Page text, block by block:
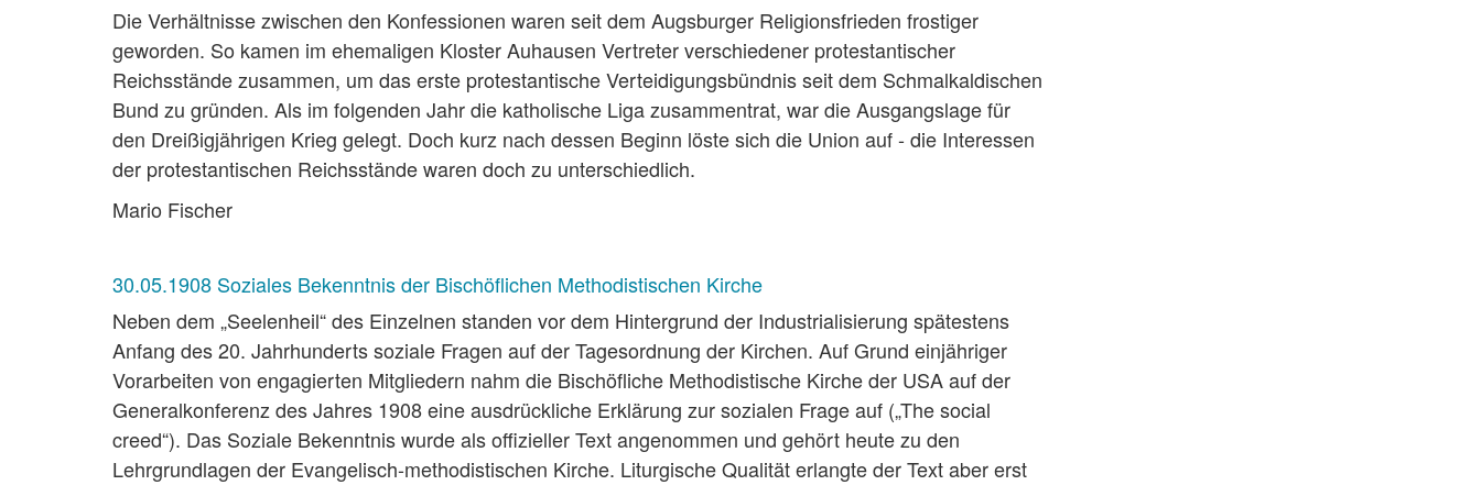
Die Verhältnisse zwischen den Konfessionen waren seit dem Augsburger Religionsfrieden frostiger
geworden. So kamen im ehemaligen Kloster Auhausen Vertreter verschiedener protestantischer
Reichsstände zusammen, um das erste protestantische Verteidigungsbündnis seit dem Schmalkaldischen
Bund zu gründen. Als im folgenden Jahr die katholische Liga zusammentrat, war die Ausgangslage für
den Dreißigjährigen Krieg gelegt. Doch kurz nach dessen Beginn löste sich die Union auf - die Interessen
der protestantischen Reichsstände waren doch zu unterschiedlich.
Mario Fischer
30.05.1908 Soziales Bekenntnis der Bischöflichen Methodistischen Kirche
Neben dem „Seelenheil“ des Einzelnen standen vor dem Hintergrund der Industrialisierung spätestens
Anfang des 20. Jahrhunderts soziale Fragen auf der Tagesordnung der Kirchen. Auf Grund einjähriger
Vorarbeiten von engagierten Mitgliedern nahm die Bischöfliche Methodistische Kirche der USA auf der
Generalkonferenz des Jahres 1908 eine ausdrückliche Erklärung zur sozialen Frage auf („The social
creed“). Das Soziale Bekenntnis wurde als offizieller Text angenommen und gehört heute zu den
Lehrgrundlagen der Evangelisch-methodistischen Kirche. Liturgische Qualität erlangte der Text aber erst